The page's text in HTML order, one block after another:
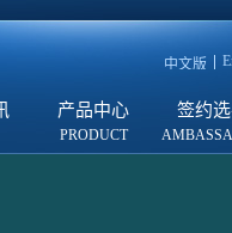
中文版
产品中心 签约